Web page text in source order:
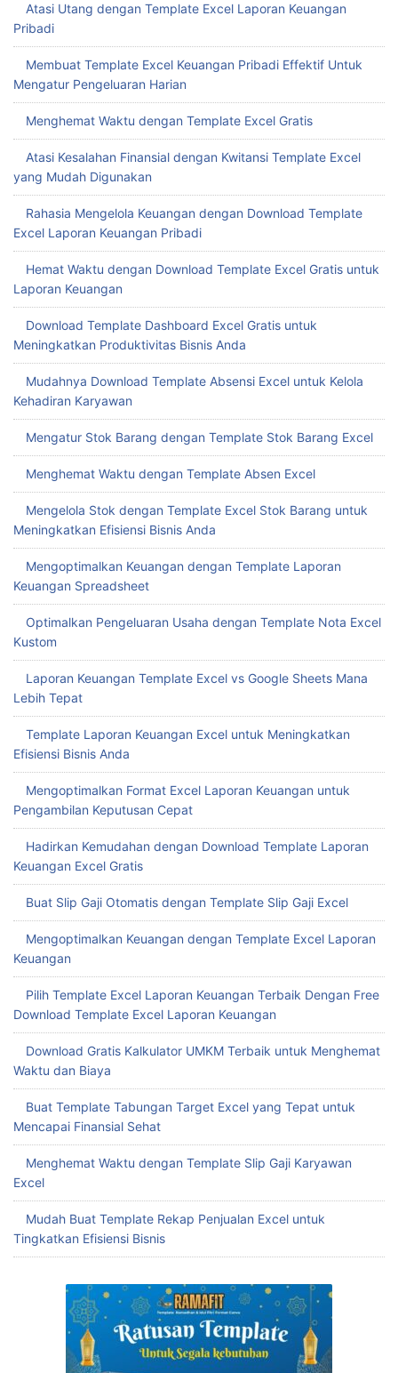
Atasi Utang dengan Template Excel Laporan Keuangan
Pribadi
Membuat Template Excel Keuangan Pribadi Effektif Untuk
Mengatur Pengeluaran Harian
Menghemat Waktu dengan Template Excel Gratis
Atasi Kesalahan Finansial dengan Kwitansi Template Excel
yang Mudah Digunakan
Rahasia Mengelola Keuangan dengan Download Template
Excel Laporan Keuangan Pribadi
Hemat Waktu dengan Download Template Excel Gratis untuk
Laporan Keuangan
Download Template Dashboard Excel Gratis untuk
Meningkatkan Produktivitas Bisnis Anda
Mudahnya Download Template Absensi Excel untuk Kelola
Kehadiran Karyawan
Mengatur Stok Barang dengan Template Stok Barang Excel
Menghemat Waktu dengan Template Absen Excel
Mengelola Stok dengan Template Excel Stok Barang untuk
Meningkatkan Efisiensi Bisnis Anda
Mengoptimalkan Keuangan dengan Template Laporan
Keuangan Spreadsheet
Optimalkan Pengeluaran Usaha dengan Template Nota Excel
Kustom
Laporan Keuangan Template Excel vs Google Sheets Mana
Lebih Tepat
Template Laporan Keuangan Excel untuk Meningkatkan
Efisiensi Bisnis Anda
Mengoptimalkan Format Excel Laporan Keuangan untuk
Pengambilan Keputusan Cepat
Hadirkan Kemudahan dengan Download Template Laporan
Keuangan Excel Gratis
Buat Slip Gaji Otomatis dengan Template Slip Gaji Excel
Mengoptimalkan Keuangan dengan Template Excel Laporan
Keuangan
Pilih Template Excel Laporan Keuangan Terbaik Dengan Free
Download Template Excel Laporan Keuangan
Download Gratis Kalkulator UMKM Terbaik untuk Menghemat
Waktu dan Biaya
Buat Template Tabungan Target Excel yang Tepat untuk
Mencapai Finansial Sehat
Mudah Buat Template Rekap Penjualan Excel untuk
Tingkatkan Efisiensi Bisnis